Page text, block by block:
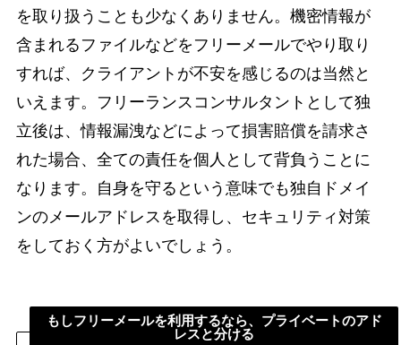
を取り扱うことも少なくありません。機密情報が
含まれるファイルなどをフリーメールでやり取り
すれば、クライアントが不安を感じるのは当然と
いえます。フリーランスコンサルタントとして独
立後は、情報漏洩などによって損害賠償を請求さ
れた場合、全ての責任を個人として背負うことに
なります。自身を守るという意味でも独自ドメイ
ンのメールアドレスを取得し、セキュリティ対策
をしておく方がよいでしょう。
もしフリーメールを利用するなら、プライベートのアド
レスと分ける